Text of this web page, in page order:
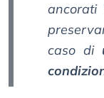
caso di